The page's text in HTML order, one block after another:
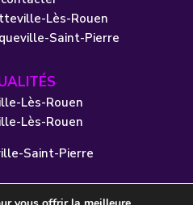
Lès-Rouen
Saint-Pierre
Lès-Rouen
Lès-Rouen
Saint-Pierre